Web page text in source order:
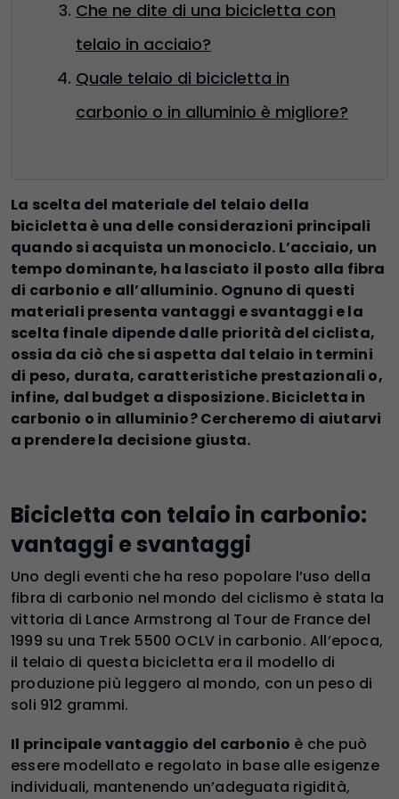
Che ne dite di una bicicletta con
telaio in acciaio?
Quale telaio di bicicletta in
carbonio o in alluminio è migliore?
La scelta del materiale del telaio della
bicicletta è una delle considerazioni principali
quando si acquista un monociclo. L’acciaio, un
tempo dominante, ha lasciato il posto alla fibra
di carbonio e all’alluminio. Ognuno di questi
materiali presenta vantaggi e svantaggi e la
scelta finale dipende dalle priorità del ciclista,
ossia da ciò che si aspetta dal telaio in termini
di peso, durata, caratteristiche prestazionali o,
infine, dal budget a disposizione. Bicicletta in
carbonio o in alluminio? Cercheremo di aiutarvi
a prendere la decisione giusta.
Bicicletta con telaio in carbonio:
vantaggi e svantaggi
Uno degli eventi che ha reso popolare l’uso della
fibra di carbonio nel mondo del ciclismo è stata la
vittoria di Lance Armstrong al Tour de France del
1999 su una Trek 5500 OCLV in carbonio. All’epoca,
il telaio di questa bicicletta era il modello di
produzione più leggero al mondo, con un peso di
soli 912 grammi.
Il principale vantaggio del carbonio è che può
essere modellato e regolato in base alle esigenze
individuali, mantenendo un’adeguata rigidità,